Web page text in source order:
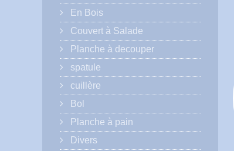
En Bois
Couvert à Salade
Planche à decouper
spatule
cuillère
Bol
Planche à pain
Divers